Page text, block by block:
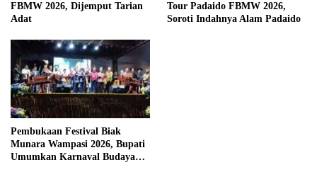
FBMW 2026, Dijemput Tarian
Adat
Tour Padaido FBMW 2026,
Soroti Indahnya Alam Padaido
Pembukaan Festival Biak
Munara Wampasi 2026, Bupati
Umumkan Karnaval Budaya